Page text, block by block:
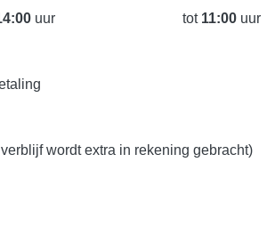
uur tot 11:00uur
wordt extra in rekening gebracht)